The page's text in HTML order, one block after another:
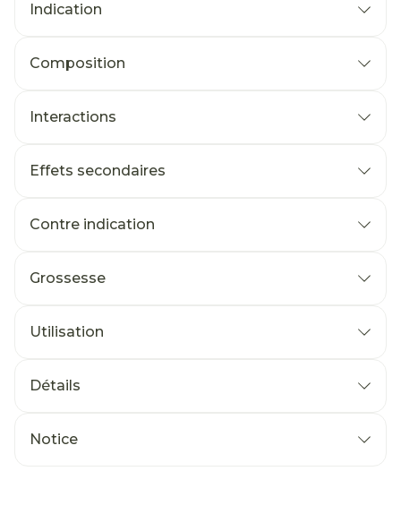
Indication
Composition
Interactions
Effets secondaires
Contre indication
Grossesse
Utilisation
Détails
Notice